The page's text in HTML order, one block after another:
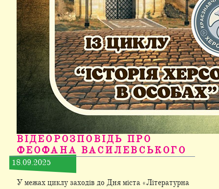
ВІДЕОРОЗПОВІДЬ ПРО
ФЕОФАНА ВАСИЛЕВСЬКОГО
18.09.2025
У межах циклу заходів до Дня міста «Літературна